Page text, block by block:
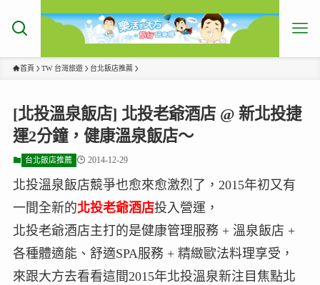
首頁 TW 台灣旅遊 台北飯店推薦
[北投溫泉飯店] 北投老爺酒店 @ 新北投捷
運2分鐘，健康溫泉飯店～
台北飯店推薦 2014-12-29
北投溫泉飯店競爭也愈來愈激烈了，2015年初又有
一間全新的北投老爺酒店投入營運，
北投老爺酒店主打的是健康管理服務 + 溫泉飯店 +
各種體適能、舒適SPA服務 + 精緻歐法料理享受，
來跟大方去看看這間2015年北投溫泉新注目焦點北